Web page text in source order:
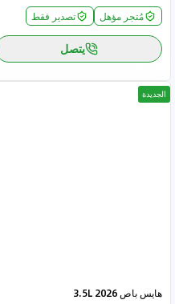
مُتجر مؤهل تصدير فقط
يتصل
الجديدة
هايس باص 2026 3.5L